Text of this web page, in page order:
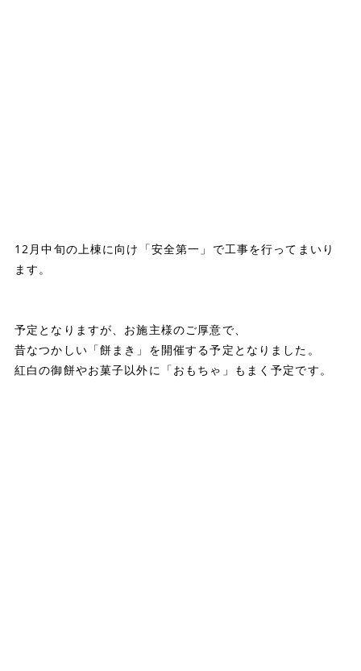
12月中旬の上棟に向け「安全第一」で工事を行ってまいり
ます。
予定となりますが、お施主様のご厚意で、
昔なつかしい「餅まき」を開催する予定となりました。
紅白の御餅やお菓子以外に「おもちゃ」もまく予定です。